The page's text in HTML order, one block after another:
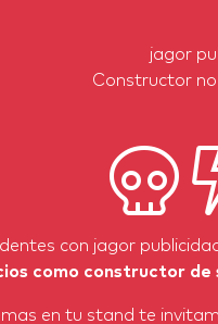
jagor
Constructor
con jagor
como constructor de
en tu stand te